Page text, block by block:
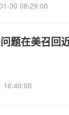
30 08:29:00
题在美召回
16:40:00